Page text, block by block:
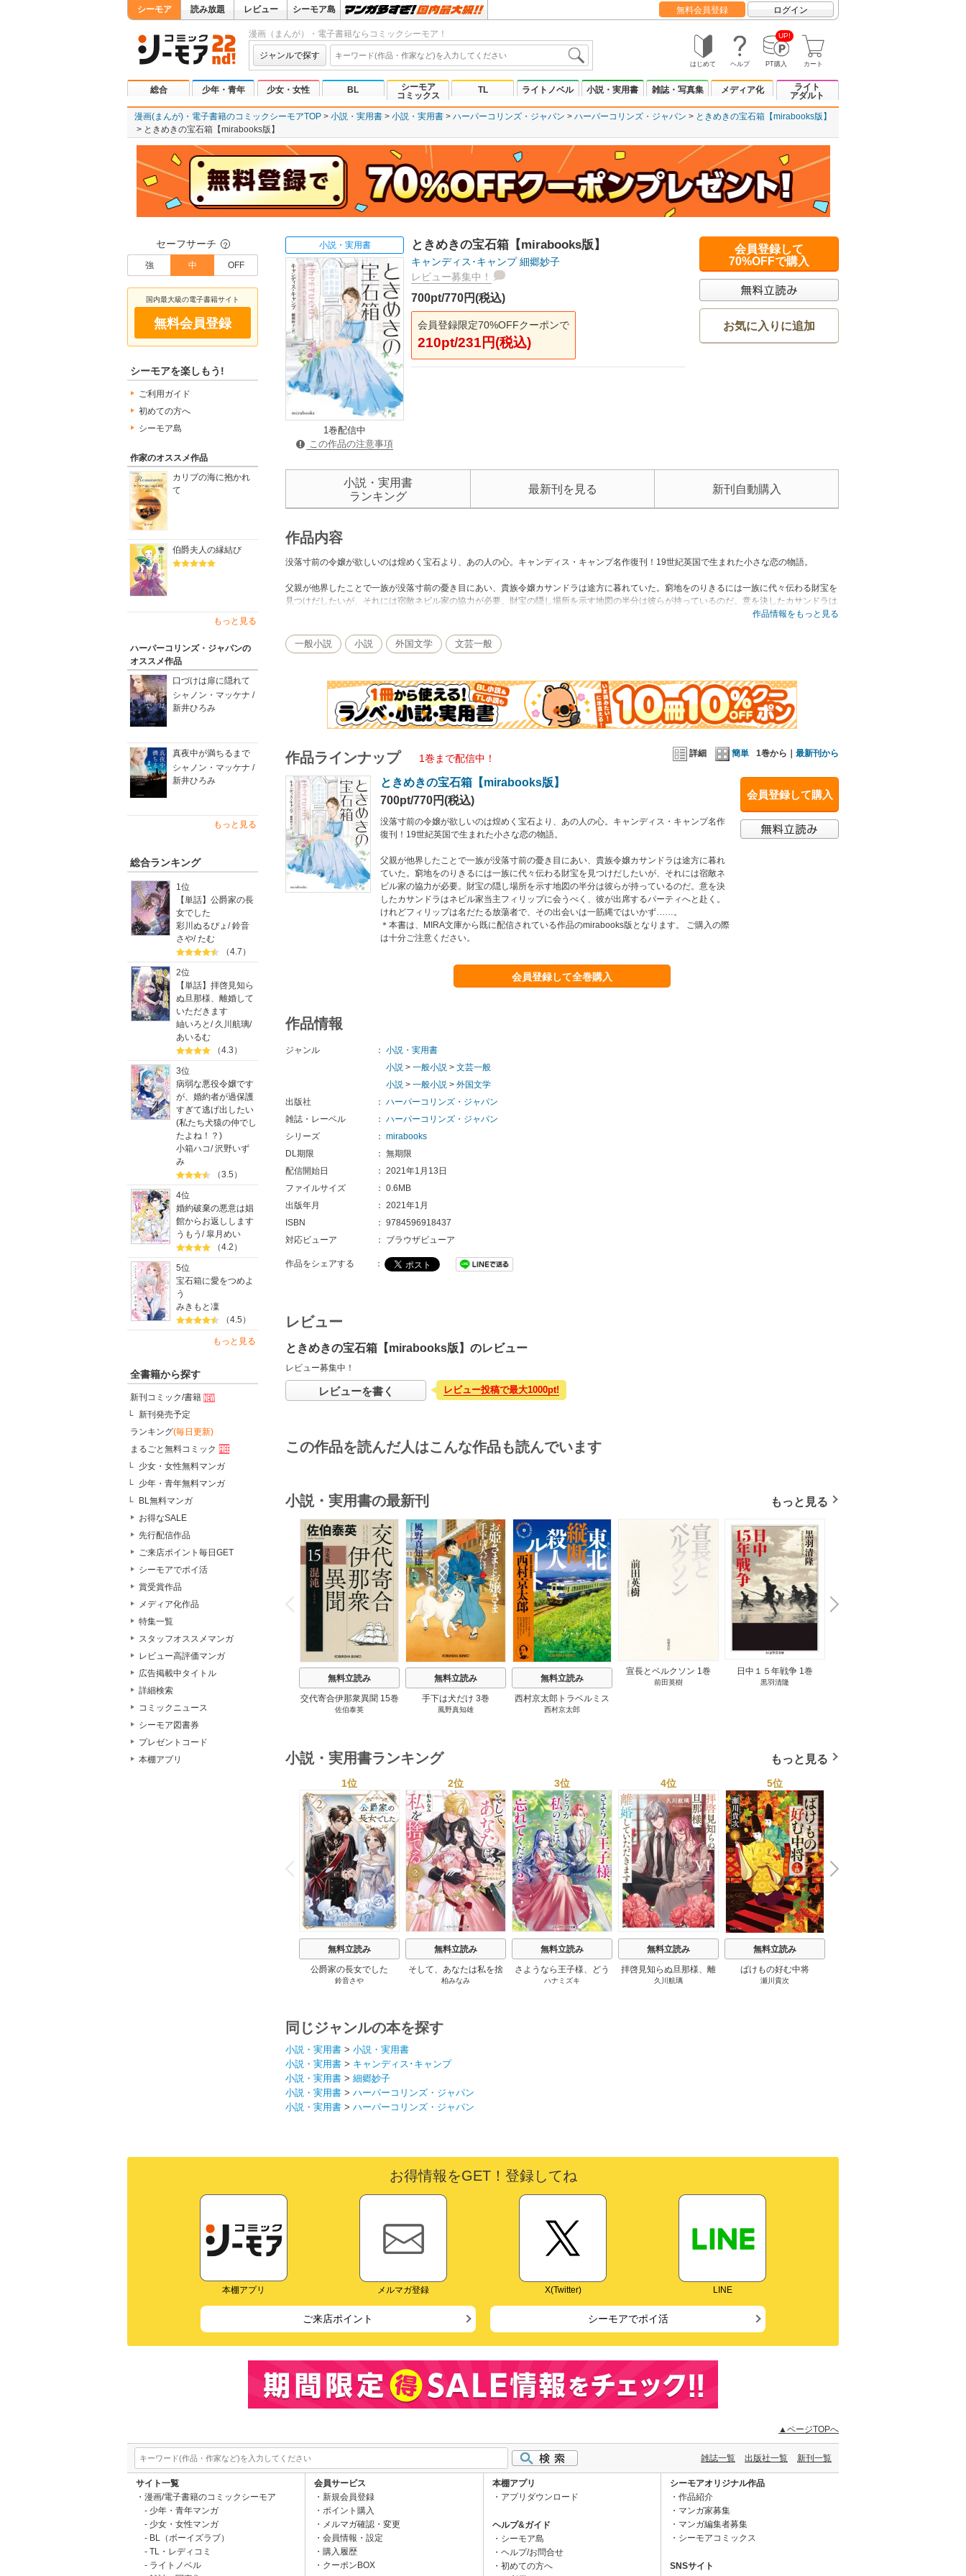
シーモア 読み放題 レビュー シーモア島 無料会員登録 ログイン
漫画（まんが）・電子書籍ならコミックシーモア！
ジャンルで探す
はじめて ヘルプ
UP!
PT購入 カート
総合 少年・青年 少女・女性 BL
シーモア
コミックス
TL ライトノベル 小説・実用書 雑誌・写真集 メディア化
ライト
アダルト
漫画(まんが)・電子書籍のコミックシーモアTOP 小説・実用書 小説・実用書 ハーパーコリンズ・ジャパン ハーパーコリンズ・ジャパン
ときめきの宝石箱【mirabooks版】
ときめきの宝石箱【mirabooks版】
セーフサーチ ？
強 中 OFF
国内最大級の電子書籍サイト
無料会員登録
シーモアを楽しもう!
ご利用ガイド
初めての方へ
シーモア島
作家のオススメ作品
カリブの海に抱かれ
て
伯爵夫人の縁結び
もっと見る
ハーパーコリンズ・ジャパンの
オススメ作品
口づけは扉に隠れて
シャノン・マッケナ /
新井ひろみ
真夜中が満ちるまで
シャノン・マッケナ /
新井ひろみ
もっと見る
総合ランキング
1位
【単話】公爵家の長
女でした
彩川ぬるぴょ /鈴音
さや/たむ
（4.7）
2位
【単話】拝啓見知ら
ぬ旦那様、離婚して
いただきます
紬いろと / 久川航璃/
あいるむ
（4.3）
3位
病弱な悪役令嬢です
が、婚約者が過保護
すぎて逃げ出したい
(私たち犬猿の仲でし
たよね！？)
小箱ハコ/沢野いず
み
（3.5）
4位
婚約破棄の悪意は娼
館からお返しします
うもう /皐月めい
（4.2）
5位
宝石箱に愛をつめよ
う
みきもと凜
（4.5）
もっと見る
全書籍から探す
新刊コミック/書籍
新刊発売予定
ランキング(毎日更新)
まるごと無料コミック
少女・女性無料マンガ
少年・青年無料マンガ
BL無料マンガ
お得なSALE
先行配信作品
ご来店ポイント毎日GET
シーモアでポイ活
賞受賞作品
メディア化作品
特集一覧
スタッフオススメマンガ
レビュー高評価マンガ
広告掲載中タイトル
詳細検索
コミックニュース
シーモア図書券
プレゼントコード
本棚アプリ
小説・実用書
1巻配信中
この作品の注意事項
ときめきの宝石箱【mirabooks版】
キャンディス･キャンプ 細郷妙子
レビュー募集中！
700pt/770円(税込)
会員登録限定70%OFFクーポンで
210pt/231円(税込)
会員登録して
70%OFFで購入
お気に入りに追加
小説・実用書
ランキング
最新刊を見る 新刊自動購入
作品内容
没落寸前の令嬢が欲しいのは煌めく宝石より、あの人の心。キャンディス・キャンプ名作復刊！19世紀英国で生まれた小さな恋の物語。
父親が他界したことで一族が没落寸前の憂き目にあい、貴族令嬢カサンドラは途方に暮れていた。窮地をのりきるには一族に代々伝わる財宝を
見つけだしたいが、それには宿敵ネビル家の協力が必要。財宝の隠し場所を示す地図の半分は彼らが持っているのだ。意を決したカサンドラは
ネビル家当主フィリップに会うべく、彼が出席するパーティへと赴く。けれどフィリップは名だたる放蕩者で、その出会いは一筋縄ではいか
＊本書は、MIRA文庫から既に配信されている作品のmirabooks版となります。 ご購入の際は十分ご注意ください。
作品情報をもっと見る
一般小説 小説 外国文学 文芸一般
詳細 簡単 1巻から｜ 最新刊から
作品ラインナップ 1巻まで配信中！
会員登録して購入
ときめきの宝石箱【mirabooks版】
700pt/770円(税込)
没落寸前の令嬢が欲しいのは煌めく宝石より、あの人の心。キャンディス・キャンプ名作
復刊！19世紀英国で生まれた小さな恋の物語。
父親が他界したことで一族が没落寸前の憂き目にあい、貴族令嬢カサンドラは途方に暮れ
ていた。窮地をのりきるには一族に代々伝わる財宝を見つけだしたいが、それには宿敵ネ
ビル家の協力が必要。財宝の隠し場所を示す地図の半分は彼らが持っているのだ。意を決
したカサンドラはネビル家当主フィリップに会うべく、彼が出席するパーティへと赴く。
けれどフィリップは名だたる放蕩者で、その出会いは一筋縄ではいかず……。
＊本書は、MIRA文庫から既に配信されている作品のmirabooks版となります。 ご購入の際
は十分ご注意ください。
会員登録して全巻購入
作品情報
ジャンル ： 小説・実用書
小説 > 一般小説 > 文芸一般
小説 > 一般小説 > 外国文学
出版社
： ハーパーコリンズ・ジャパン
雑誌・レーベル
： ハーパーコリンズ・ジャパン
シリーズ
： mirabooks
DL期限
： 無期限
配信開始日
： 2021年1月13日
ファイルサイズ
： 0.6MB
出版年月
： 2021年1月
ISBN
： 9784596918437
対応ビューア
： ブラウザビューア
作品をシェアする ：
レビュー
ときめきの宝石箱【mirabooks版】のレビュー
レビュー募集中！
レビューを書く レビュー投稿で最大1000pt!
この作品を読んだ人はこんな作品も読んでいます
小説・実用書の最新刊 もっと見る
P
r
e
i
o
u
s
無料立読み
交代寄合伊那衆異聞 15巻
佐伯泰英
無料立読み
手下は犬だけ 3巻
風野真知雄
無料立読み
西村京太郎トラベルミス
テリー・セレクション 2
西村京太郎
宣長とベルクソン 1巻
前田英樹
日中１５年戦争 1巻
黒羽清隆
N
e
x
t
小説・実用書ランキング もっと見る
P
r
e
v
i
o
u
s
1位
無料立読み
公爵家の長女でした
鈴音さや
2位
無料立読み
そして、あなたは私を捨
てる
柏みなみ
3位
無料立読み
さようなら王子様、どう
か私のことは忘れてくだ
ハナミズキ
4位
無料立読み
拝啓見知らぬ旦那様、離
婚していただきます
久川航璃
5位
無料立読み
ばけもの好む中将
瀬川貴次
N
e
x
t
同じジャンルの本を探す
小説・実用書 > 小説・実用書
小説・実用書 > キャンディス･キャンプ
小説・実用書 > 細郷妙子
小説・実用書 > ハーパーコリンズ・ジャパン
小説・実用書 > ハーパーコリンズ・ジャパン
お得情報をGET！登録してね
本棚アプリ メルマガ登録 X(Twitter) LINE
ご来店ポイント シーモアでポイ活
▲ページTOPへ
雑誌一覧 出版社一覧 新刊一覧
サイト一覧
漫画/電子書籍のコミックシーモア
少年・青年マンガ
少女・女性マンガ
BL（ボーイズラブ）
TL・レディコミ
ライトノベル
会員サービス
新規会員登録
ポイント購入
メルマガ確認・変更
会員情報・設定
購入履歴
クーポンBOX
本棚アプリ
アプリダウンロード
ヘルプ&ガイド
シーモア島
ヘルプ/お問合せ
初めての方へ
シーモアオリジナル作品
作品紹介
マンガ家募集
マンガ編集者募集
シーモアコミックス
SNSサイト